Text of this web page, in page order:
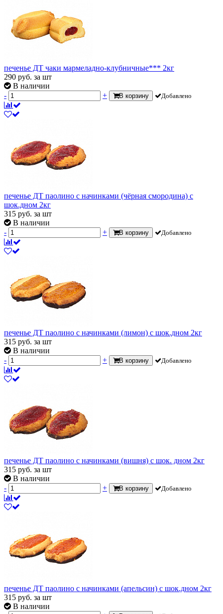
печенье ДТ чаки мармеладно-клубничные*** 2кг
290 руб. за шт
В наличии
-
+ В корзину Добавлено
печенье ДТ паолино с начинками (чёрная смородина) с
шок.дном 2кг
315 руб. за шт
В наличии
-
+ В корзину Добавлено
печенье ДТ паолино с начинками (лимон) с шок.дном 2кг
315 руб. за шт
В наличии
-
+ В корзину Добавлено
печенье ДТ паолино с начинками (вишня) с шок. дном 2кг
315 руб. за шт
В наличии
-
+ В корзину Добавлено
печенье ДТ паолино с начинками (апельсин) с шок.дном 2кг
315 руб. за шт
В наличии